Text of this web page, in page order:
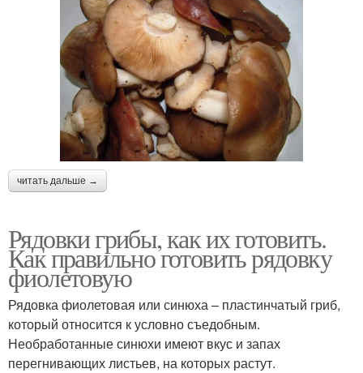
читать дальше →
Рядовки грибы, как их готовить.
Как правильно готовить рядовку
фиолетовую
Рядовка фиолетовая или синюха – пластинчатый гриб,
который относится к условно съедобным.
Необработанные синюхи имеют вкус и запах
перегнивающих листьев, на которых растут.